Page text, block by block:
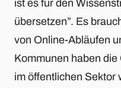
ist es für den
übersetzen”. Es
von Online-Abläufen
Kommunen haben
im öffentlichen Sektor